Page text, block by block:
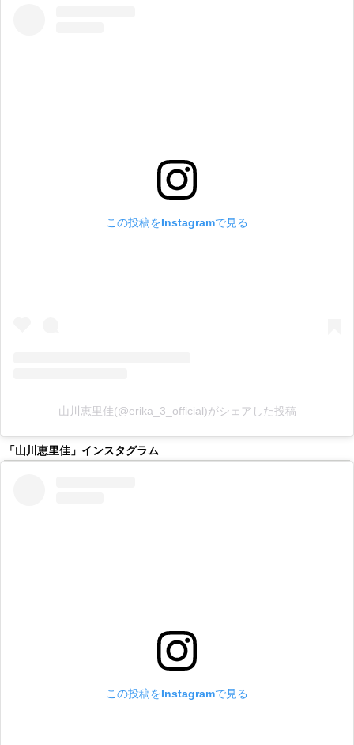
この投稿をInstagramで見る
山川恵里佳(@erika_3_official)がシェアした投稿
「山川恵里佳」インスタグラム
この投稿をInstagramで見る